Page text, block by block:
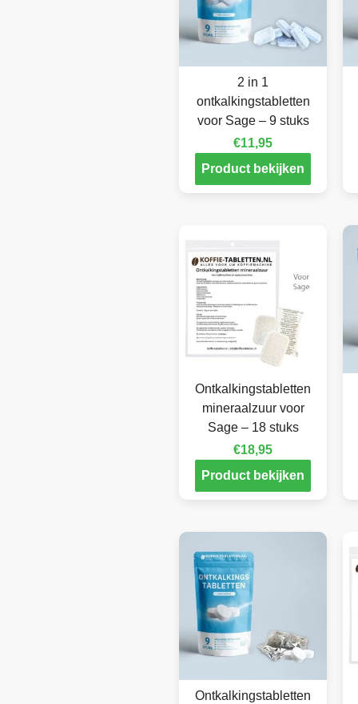
2 in 1
ontkalkingstabletten
voor Sage – 9 stuks
€11,95
Product bekijken
Ontkalkingstabletten
mineraalzuur voor
Sage – 18 stuks
€18,95
Product bekijken
Ontkalkingstabletten